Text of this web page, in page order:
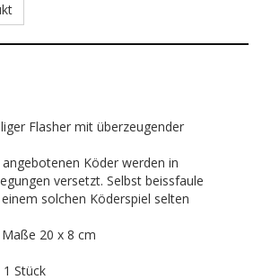
Flasher mit überzeugender
Köder werden in
versetzt. Selbst beissfaule
solchen Köderspiel selten
20 x 8 cm
Stück